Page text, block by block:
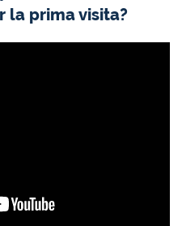
la prima visita?